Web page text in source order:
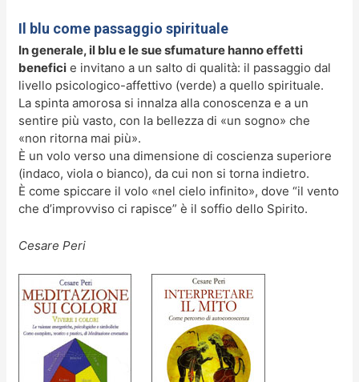
Il blu come passaggio spirituale
In generale, il blu e le sue sfumature hanno effetti
benefici e invitano a un salto di qualità: il passaggio dal
livello psicologico-affettivo (verde) a quello spirituale.
La spinta amorosa si innalza alla conoscenza e a un
sentire più vasto, con la bellezza di «un sogno» che
«non ritorna mai più».
È un volo verso una dimensione di coscienza superiore
(indaco, viola o bianco), da cui non si torna indietro.
È come spiccare il volo «nel cielo infinito», dove “il vento
che d’improvviso ci rapisce” è il soffio dello Spirito.
Cesare Peri